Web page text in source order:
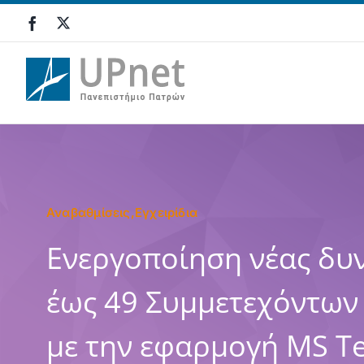
Μετάβαση
Αναβαθμίσεις,Εγχειρίδια
Ενεργοποίηση νέας
έως 49
με την εφαρμογή MS